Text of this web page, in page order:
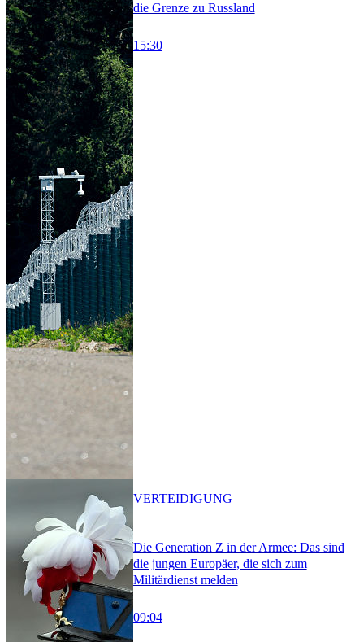
die Grenze zu Russland
15:30
Die Generation Z in der Armee: Das sind
die jungen Europäer, die sich zum
Militärdienst melden
09:04
VERTEIDIGUNG